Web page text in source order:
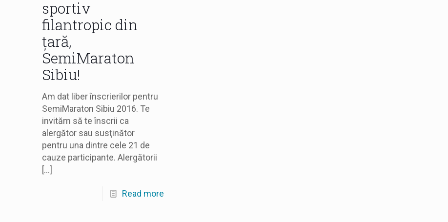
sportiv
filantropic din
țară,
SemiMaraton
Sibiu!
Am dat liber înscrierilor pentru
SemiMaraton Sibiu 2016. Te
invităm să te înscrii ca
alergător sau susţinător
pentru una dintre cele 21 de
cauze participante. Alergătorii
[…]
Read more